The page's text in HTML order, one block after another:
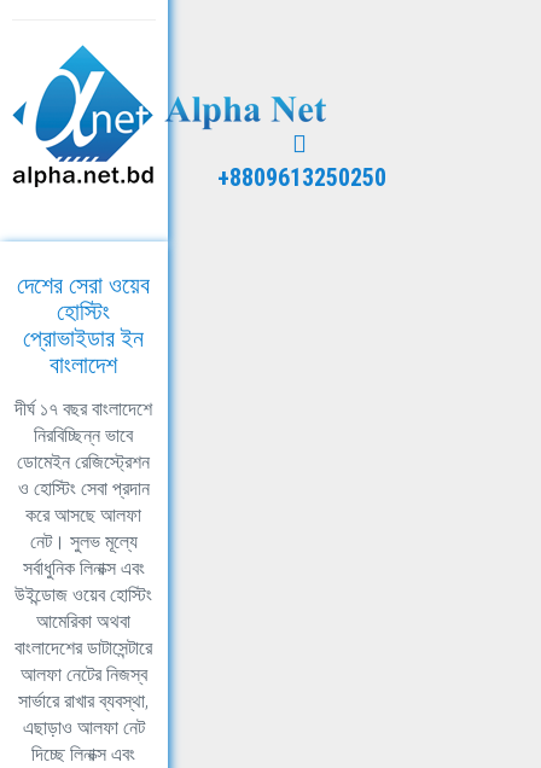
+8809613250250
দেশের সেরা ওয়েব
হোস্টিং
প্রোভাইডার ইন
বাংলাদেশ
দীর্ঘ ১৭ বছর বাংলাদেশে
নিরবিচ্ছিন্ন ভাবে
ডোমেইন রেজিস্ট্রেশন
ও হোস্টিং সেবা প্রদান
করে আসছে আলফা
নেট। সুলভ মূল্যে
সর্বাধুনিক লিনাক্স এবং
উইন্ডোজ ওয়েব হোস্টিং
আমেরিকা অথবা
বাংলাদেশের ডাটাসেন্টারে
আলফা নেটের নিজস্ব
সার্ভারে রাখার ব্যবস্থা,
এছাড়াও আলফা নেট
দিচ্ছে লিনাক্স এবং